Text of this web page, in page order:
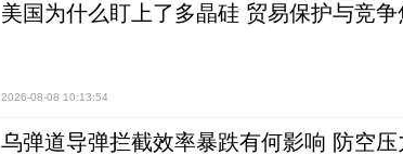
美国为什么盯上了多晶硅 贸易保护与竞争
2026-08-08 10:13:54
乌弹道导弹拦截效率暴跌有何影响 防空压